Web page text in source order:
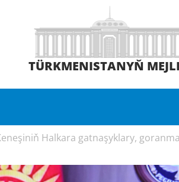
TÜRKMENISTANYŇ
Halkara gatnaşyklary,